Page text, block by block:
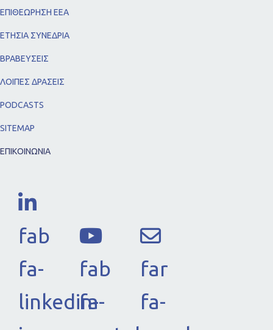
ΕΠΙΘΕΩΡΗΣΗ ΕΕΑ
ΕΤΗΣΙΑ ΣΥΝΕΔΡΙΑ
ΒΡΑΒΕΥΣΕΙΣ
ΛΟΙΠΕΣ ΔΡΑΣΕΙΣ
PODCASTS
SITEMAP
ΕΠΙΚΟΙΝΩΝΙΑ
fab
fa-
linkedin-
fab
fa-
far
fa-